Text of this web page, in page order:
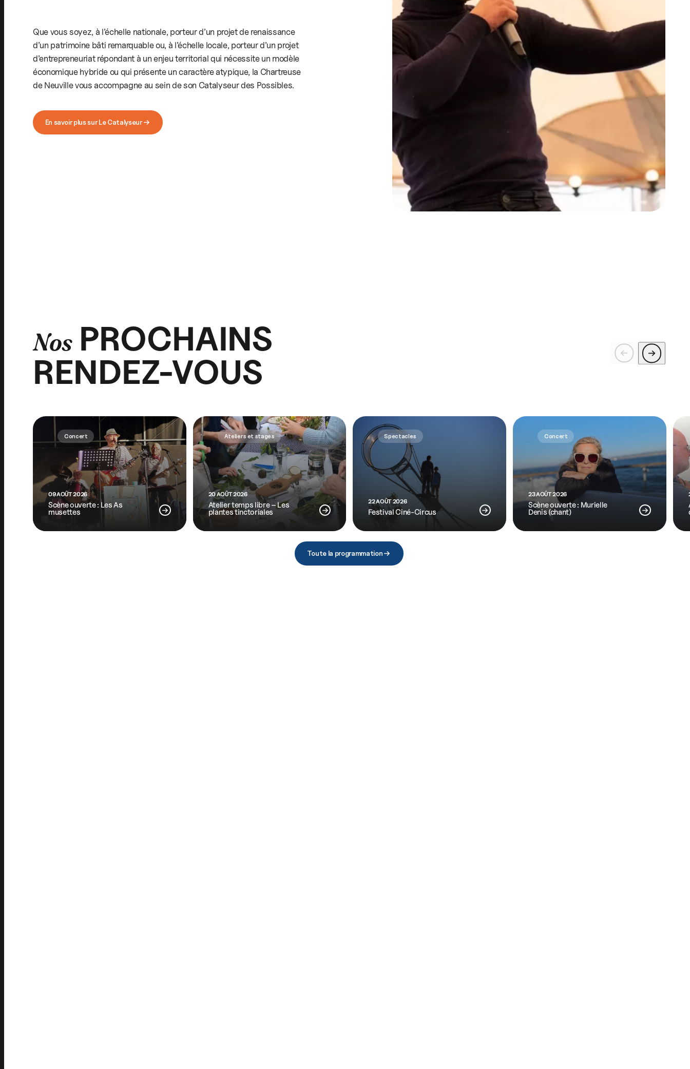
Que vous soyez, à l’échelle nationale, porteur d’un projet de renaissance
d’un patrimoine bâti remarquable ou, à l’échelle locale, porteur d’un projet
d’entrepreneuriat répondant à un enjeu territorial qui nécessite un modèle
économique hybride ou qui présente un caractère atypique, la Chartreuse
de Neuville vous accompagne au sein de son Catalyseur des Possibles.
En savoir plus sur Le Catalyseur
Nos PROCHAINS
RENDEZ-VOUS
Concert
09 AOÛT 2026
Scène ouverte : Les As
musettes
Ateliers et stages
20 AOÛT 2026
Atelier temps libre – Les
plantes tinctoriales
Spectacles
22 AOÛT 2026
Festival Ciné-Circus
Concert
23 AOÛT 2026
Scène ouverte : Murielle
Denis (chant)
Toute la programmation